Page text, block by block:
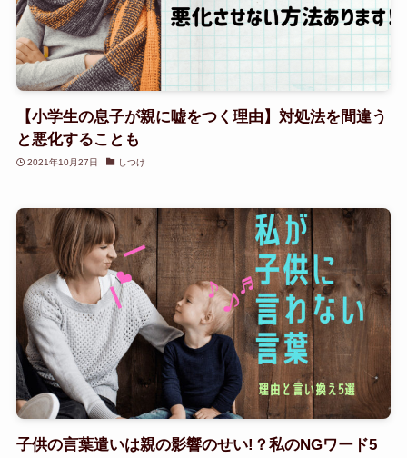
【小学生の息子が親に嘘をつく理由】対処法を間違う
と悪化することも
2021年10月27日 しつけ
子供の言葉遣いは親の影響のせい!？私のNGワード5